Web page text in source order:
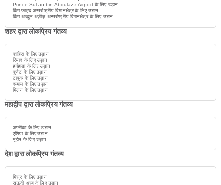
Prince Sultan bin Abdulaziz Airport के लिए उड़ान
किंग फ़ाह्द अन्तर्राष्ट्रीय विमानक्षेत्र के लिए उड़ान
किंग अब्दुल अज़ीज़ अन्तर्राष्ट्रीय विमानक्षेत्र के लिए उड़ान
शहर द्वारा लोकप्रिय गंतव्य
काहिरा के लिए उड़ान
रियाद के लिए उड़ान
हर्गहाडा के लिए उड़ान
कुवैट के लिए उड़ान
टाबुक के लिए उड़ान
दम्माम के लिए उड़ान
मिलन के लिए उड़ान
महाद्वीप द्वारा लोकप्रिय गंतव्य
अफ़्रीका के लिए उड़ान
एशिया के लिए उड़ान
यूरोप के लिए उड़ान
देश द्वारा लोकप्रिय गंतव्य
मिस्र के लिए उड़ान
सऊदी अरब के लिए उड़ान